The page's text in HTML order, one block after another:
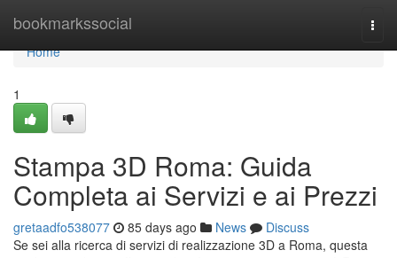
bookmarkssocial
Home
Home
1
Stampa 3D Roma: Guida
Completa ai Servizi e ai Prezzi
gretaadfo538077 85 days ago News
Discuss
Se sei alla ricerca di servizi di realizzazione 3D a Roma, questa